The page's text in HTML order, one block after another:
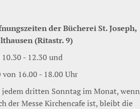
der Bücherei St. Joseph,
(Ritastr. 9)
10.30 - 12.30 und
von 16.00 - 18.00 Uhr
dritten Sonntag im Monat, wenn
der Messe Kirchencafe ist, bleibt die